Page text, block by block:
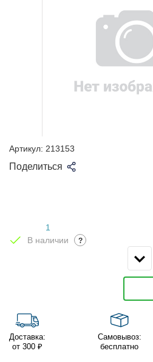
Артикул: 213153
Поделиться
1
В наличии
?
Доставка:
от 300 ₽
Самовывоз:
бесплатно